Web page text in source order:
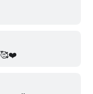
🥰❤️